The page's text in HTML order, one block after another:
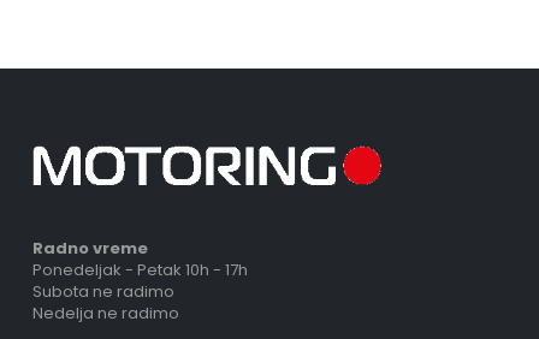
Radno vreme
Ponedeljak - Petak 10h - 17h
Subota ne radimo
Nedelja ne radimo